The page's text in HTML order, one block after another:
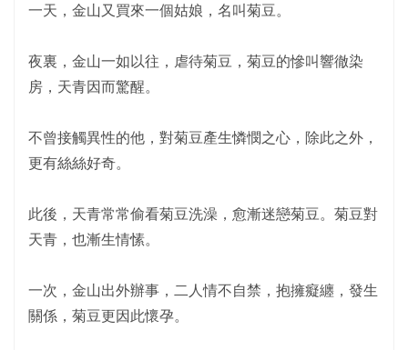
一天，金山又買來一個姑娘，名叫菊豆。
夜裏，金山一如以往，虐待菊豆，菊豆的慘叫響徹染
房，天青因而驚醒。
不曾接觸異性的他，對菊豆產生憐憫之心，除此之外，
更有絲絲好奇。
此後，天青常常偷看菊豆洗澡，愈漸迷戀菊豆。菊豆對
天青，也漸生情愫。
一次，金山出外辦事，二人情不自禁，抱擁癡纏，發生
關係，菊豆更因此懷孕。